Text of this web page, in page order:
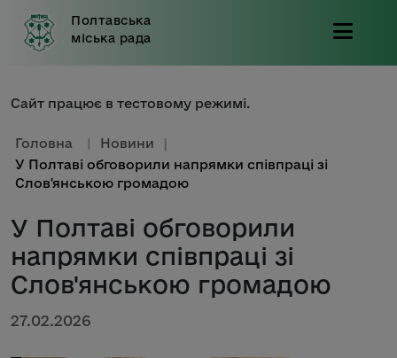
Полтавська
міська рада
Сайт працює в тестовому режимі.
Головна | Новини |
У Полтаві обговорили напрямки співпраці зі
Слов'янською громадою
У Полтаві обговорили
напрямки співпраці зі
Слов'янською громадою
27.02.2026